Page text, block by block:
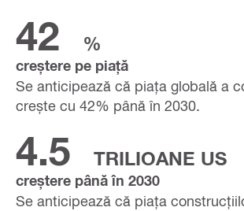
42 %
creștere pe piață
Se anticipează că piața globală a
crește cu 42% până în 2030.
4.5 TRILIOANE US
creștere până în 2030
Se anticipează că piața